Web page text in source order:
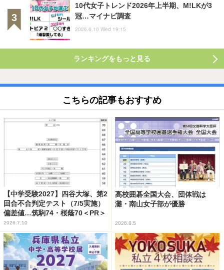
10代女子トレンド2026年上半期、M!LKが3
冠…マイナビ調査
2026.6.10 Wed 19:15
ランキングをもっと見る
こちらの記事もおすすめ
【中学受験2027】四谷大塚、第2
回合不合判定テスト（7/5実施）
偏差値…筑駒74・桜蔭70＜PR＞
2026.7.10
高校囲碁全国大会、団体戦は
灘・南山女子部が優勝
2026.8.5